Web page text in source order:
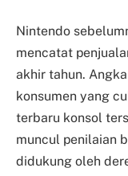
Nintendo
mencatat
akhir tahun.
konsumen yang
terbaru konsol
muncul penilaian
didukung oleh